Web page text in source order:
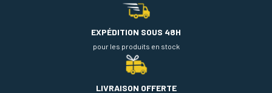
EXPÉDITION SOUS 48H
pour les produits en stock
LIVRAISON OFFERTE